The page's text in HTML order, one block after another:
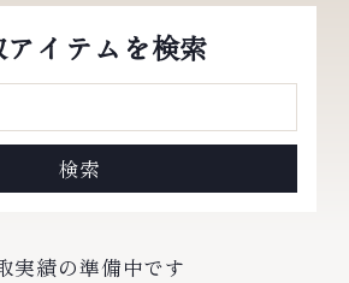
アイテムを検索
実績の準備中です